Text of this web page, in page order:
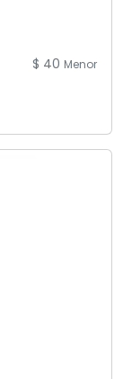
$ 40 Menor